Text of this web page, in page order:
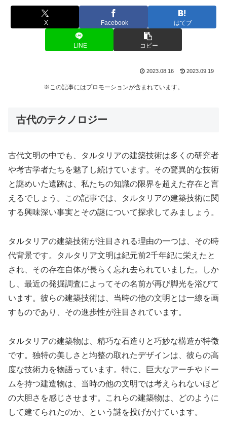
X Facebook はてブ
LINE コピー
2023.08.16 2023.09.19
※この記事にはプロモーションが含まれています。
古代のテクノロジー
古代文明の中でも、タルタリアの建築技術は多くの研究者
や考古学者たちを魅了し続けています。その驚異的な技術
と謎めいた遺跡は、私たちの知識の限界を超えた存在と言
えるでしょう。この記事では、タルタリアの建築技術に関
する興味深い事実とその謎について探求してみましょう。
タルタリアの建築技術が注目される理由の一つは、その時
代背景です。タルタリア文明は紀元前2千年紀に栄えたと
され、その存在自体が長らく忘れ去られていました。しか
し、最近の発掘調査によってその名前が再び脚光を浴びて
います。彼らの建築技術は、当時の他の文明とは一線を画
すものであり、その進歩性が注目されています。
タルタリアの建築物は、精巧な石造りと巧妙な構造が特徴
です。独特の美しさと均整の取れたデザインは、彼らの高
度な技術力を物語っています。特に、巨大なアーチやドー
ムを持つ建造物は、当時の他の文明では考えられないほど
の大胆さを感じさせます。これらの建築物は、どのように
して建てられたのか、という謎を投げかけています。